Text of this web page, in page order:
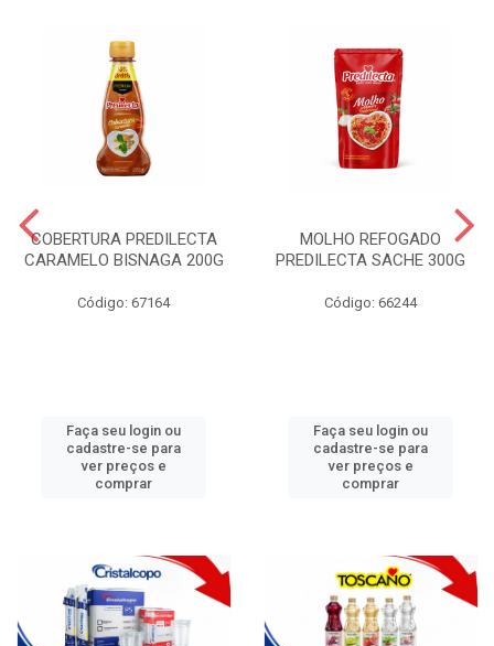
COBERTURA PREDILECTA
CARAMELO BISNAGA 200G
Código: 67164
Faça seu login ou
cadastre-se para
ver preços e
comprar
MOLHO REFOGADO
PREDILECTA SACHE 300G
Código: 66244
Faça seu login ou
cadastre-se para
ver preços e
comprar